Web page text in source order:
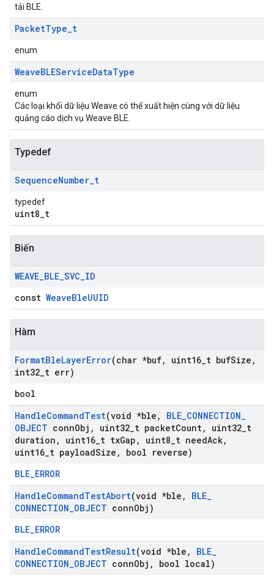
tải BLE.
PacketType_t
enum
WeaveBLEServiceDataType
enum
Các loại khối dữ liệu Weave có thể xuất hiện cùng với dữ liệu
quảng cáo dịch vụ Weave BLE.
Typedef
SequenceNumber_t
typedef
uint8_t
Biến
WEAVE_BLE_SVC_ID
const WeaveBleUUID
Hàm
FormatBleLayerError(char *buf, uint16 t bufSize ,
int32 t err)
bool
HandleCommandTest(void *ble , BLE_CONNECTION_
OBJECT connObj , uint32 t packetCount, uint32 t
duration , uint16 t txGap , uint8 t needAck,
uint16 t payloadSize ,
bool reverse)
BLE_ERROR
HandleCommandTestAbort(void *ble , BLE_
CONNECTION_OBJECT connObj)
BLE_ERROR
HandleCommandTestResult(void *ble , BLE_
CONNECTION_OBJECT connObj , bool local)